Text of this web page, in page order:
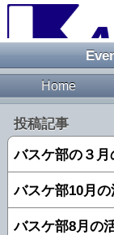
Home
投稿記事
バスケ部の３月
バスケ部10月の
バスケ部8月の